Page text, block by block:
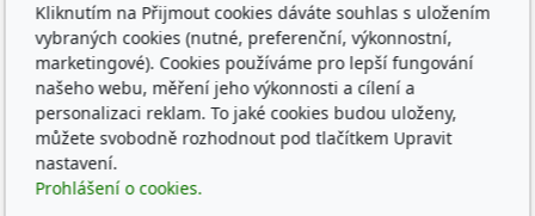
Katalog filtrů MANN
KDFILTER.CZ
FILTR-FILTRY.CZ
FILTER-FILTERS.EU
Vyhledávání filtrů podle rozměru
Sledujte nás
Kliknutím na Přijmout cookies dáváte souhlas s uložením
vybraných cookies (nutné, preferenční, výkonnostní,
marketingové). Cookies používáme pro lepší fungování
našeho webu, měření jeho výkonnosti a cílení a
personalizaci reklam. To jaké cookies budou uloženy,
můžete svobodně rozhodnout pod tlačítkem Upravit
nastavení.
Prohlášení o cookies.